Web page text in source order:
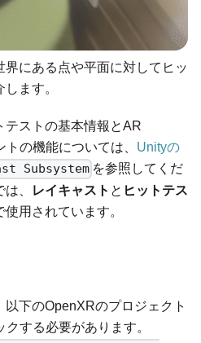
界にある点や平面に対してヒッ
ます。
テストの基本情報とAR
の機能については、 Unityの
Subsystem を参照してくだ
、
レイキャスト と ヒットテス
用されています。
下のOpenXRのプロジェクト
クする必要があります。